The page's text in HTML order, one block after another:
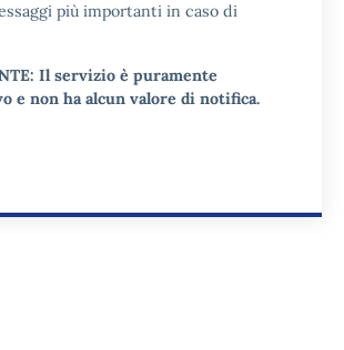
più importanti in caso di
Il servizio è puramente
e non ha alcun valore di notifica.